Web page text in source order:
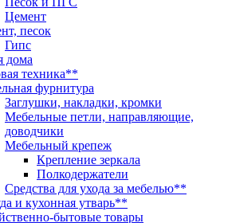
Цемент
песок
Гипс
дома
техника**
фурнитура
Заглушки, накладки, кромки
Мебельные петли, направляющие,
доводчики
Мебельный крепеж
Крепление зеркала
Полкодержатели
Средства для ухода за мебелью**
и кухонная утварь**
бытовые товары